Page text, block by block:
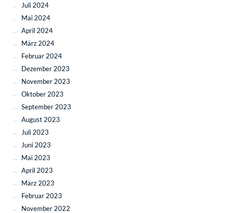
Juli 2024
Mai 2024
April 2024
März 2024
Februar 2024
Dezember 2023
November 2023
Oktober 2023
September 2023
August 2023
Juli 2023
Juni 2023
Mai 2023
April 2023
März 2023
Februar 2023
November 2022